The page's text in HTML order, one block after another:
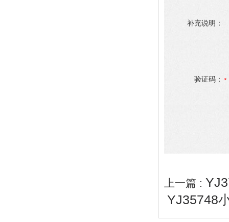
补充说明：
验证码：
上一篇 :
YJ35748